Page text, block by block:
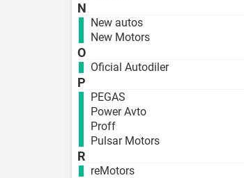
N
New autos
New Motors
O
Oficial Autodiler
P
PEGAS
Power Avto
Proff
Pulsar Motors
R
reMotors